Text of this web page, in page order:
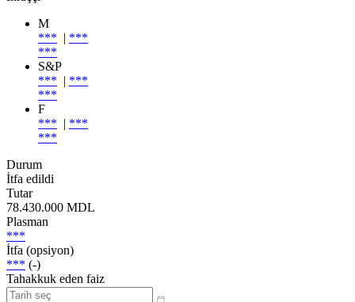
M
*** | ***
***
S&P
*** | ***
***
F
*** | ***
***
Durum
İtfa edildi
Tutar
78.430.000 MDL
Plasman
***
İtfa (opsiyon)
*** (-)
Tahakkuk eden faiz